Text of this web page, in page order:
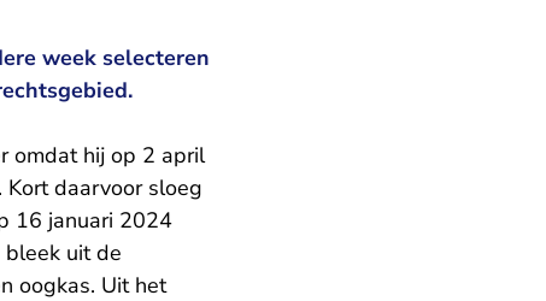
week selecteren
omdat hij op 2 april
daarvoor sloeg
16 januari 2024
uit de
oogkas. Uit het